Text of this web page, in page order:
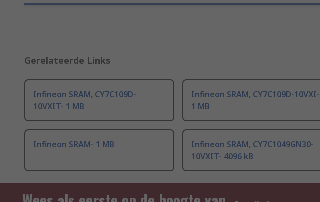
Gerelateerde Links
Infineon SRAM, CY7C109D-
10VXIT- 1 MB
Infineon SRAM, CY7C109D-10VXI-
1 MB
Infineon SRAM- 1 MB
Infineon SRAM, CY7C1049GN30-
10VXIT- 4096 kB